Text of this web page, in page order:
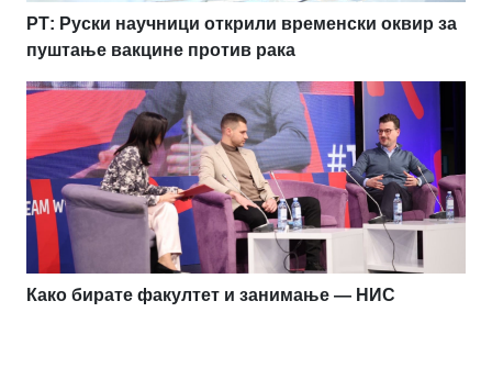
РТ: Руски научници открили временски оквир за
пуштање вакцине против рака
Како бирате факултет и занимање — НИС